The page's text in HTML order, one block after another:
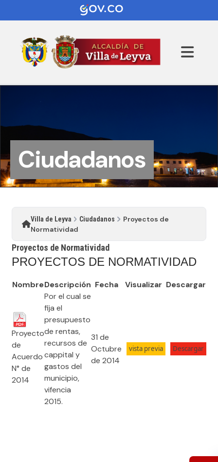
Ciudadanos
Villa de Leyva Ciudadanos
Proyectos de
Normatividad
Proyectos de Normatividad
PROYECTOS DE NORMATIVIDAD
NombreDescripción Fecha Visualizar Descargar
Proyecto
de
Acuerdo
N° de
2014
Por el cual se
fija el
presupuesto
de rentas,
recursos de
cappital y
gastos del
municipio,
vifencia
2015.
31 de
Octubre
de 2014